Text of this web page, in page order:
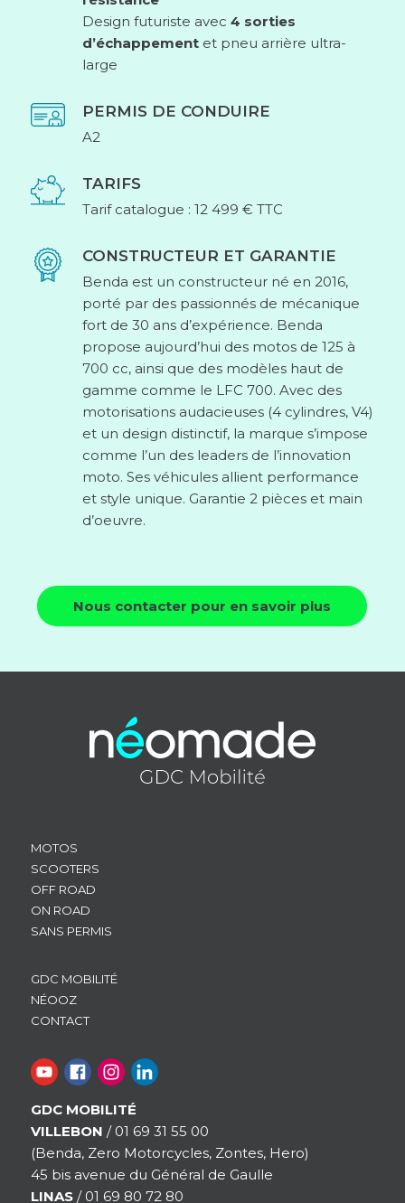
Design futuriste avec 4 sorties
d’échappementet pneu arrière ultra-
large
PERMIS DE CONDUIRE
A2
TARIFS
Tarif catalogue : 12 499 € TTC
CONSTRUCTEUR ET GARANTIE
Benda est un constructeur né en 2016,
porté par des passionnés de mécanique
fort de 30 ans d’expérience. Benda
propose aujourd’hui des motos de 125 à
700 cc, ainsi que des modèles haut de
gamme comme le LFC 700. Avec des
motorisations audacieuses (4 cylindres, V4)
et un design distinctif, la marque s’impose
comme l’un des leaders de l’innovation
moto. Ses véhicules allient performance
et style unique. Garantie 2 pièces et main
d’oeuvre.
Nous contacter pour en savoir plus
MOTOS
SCOOTERS
OFF ROAD
ON ROAD
SANS PERMIS
GDC MOBILITÉ
NÉOOZ
CONTACT
GDC MOBILITÉ
VILLEBON / 01 69 31 55 00
(Benda, Zero Motorcycles, Zontes, Hero)
45 bis avenue du Général de Gaulle
LINAS/ 01 69 80 72 80